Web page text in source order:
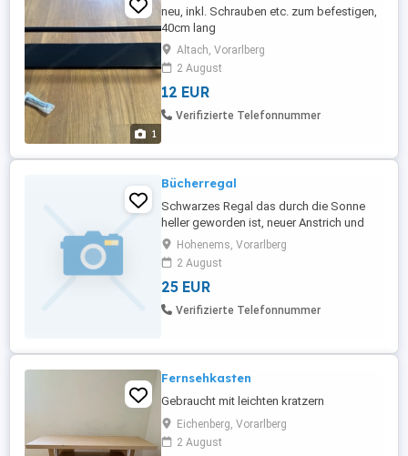
1
neu, inkl. Schrauben etc. zum befestigen,
40cm lang
Altach, Vorarlberg
2 August
12 EUR
Verifizierte Telefonnummer
Bücherregal
Schwarzes Regal das durch die Sonne
heller geworden ist, neuer Anstrich und
dann ist das ein super schönes Regal
Hohenems, Vorarlberg
2 August
25 EUR
Verifizierte Telefonnummer
Fernsehkasten
Gebraucht mit leichten kratzern
Eichenberg, Vorarlberg
2 August